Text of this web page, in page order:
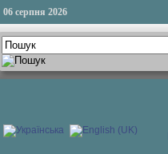
06 серпня 2026